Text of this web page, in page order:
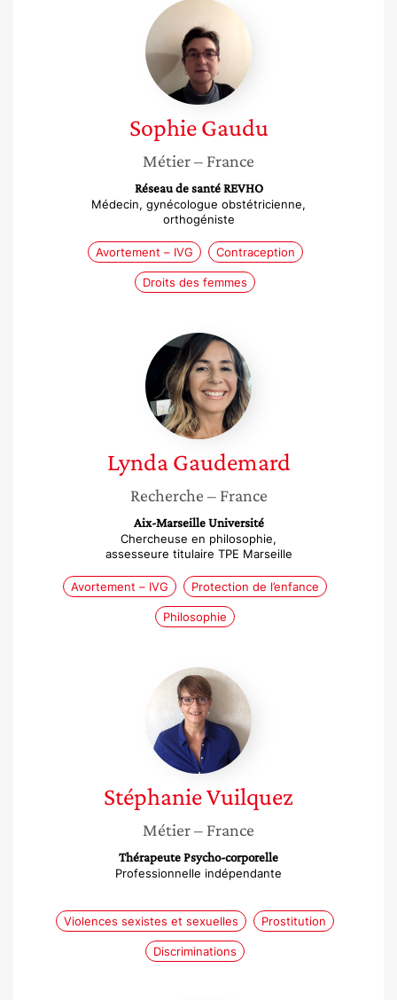
Sophie
Gaudu
Sophie Gaudu
Métier– France
Réseau de santé REVHO
Médecin, gynécologue obstétricienne,
orthogéniste
Avortement – IVG Contraception
Droits des femmes
Lynda
Gaudemard
Lynda Gaudemard
Recherche – France
Aix-Marseille Université
Chercheuse en philosophie,
assesseure titulaire TPE Marseille
Avortement – IVG Protection de l’enfance
Philosophie
Stéphanie
Vuilquez
StéphanieVuilquez
Métier– France
Thérapeute Psycho-corporelle
Professionnelle indépendante
Violences sexistes et sexuelles Prostitution
Discriminations